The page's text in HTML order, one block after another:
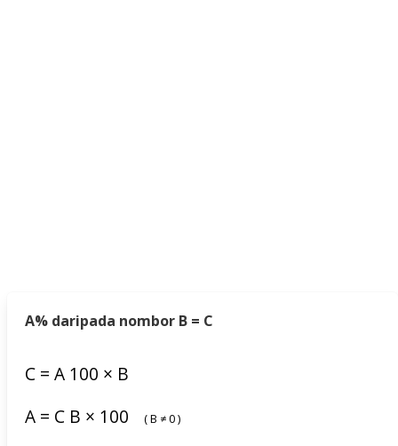
A% daripada nombor B = C
C = A 100 × B
A = C B × 100 (B ≠0)